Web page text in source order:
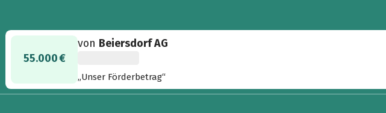
55.000 €
von Beiersdorf AG
„Unser Förderbetrag“